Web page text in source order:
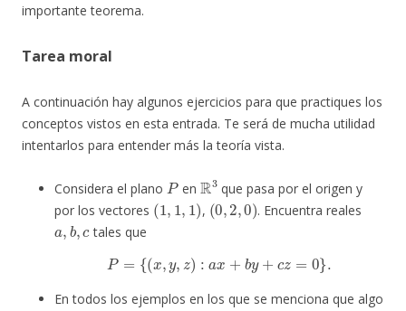
importante teorema.
Tarea moral
A continuación hay algunos ejercicios para que practiques los
conceptos vistos en esta entrada. Te será de mucha utilidad
intentarlos para entender más la teoría vista.
Considera el plano en
3
que pasa por el origen y
por los vectores
(1 ,1 1)
,
(0,2,0)
. Encuentra reales
a,b ,c
tales que
P={ x, y,z ): ax+ b y+c z =0
En todos los ejemplos en los que se menciona que algo